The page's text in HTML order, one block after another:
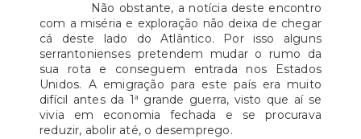
Não obstante, a notícia deste encontro
com a miséria e exploração não deixa de chegar
cá deste lado do Atlântico. Por isso alguns
serrantonienses pretendem mudar o rumo da
sua rota e conseguem entrada nos Estados
Unidos. A emigração para este país era muito
difícil antes da 1ª grande guerra, visto que aí se
vivia em economia fechada e se procurava
reduzir, abolir até, o desemprego.